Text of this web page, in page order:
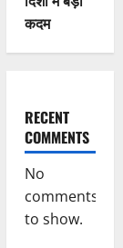
कदम
RECENT
COMMENTS
No
comments
to show.